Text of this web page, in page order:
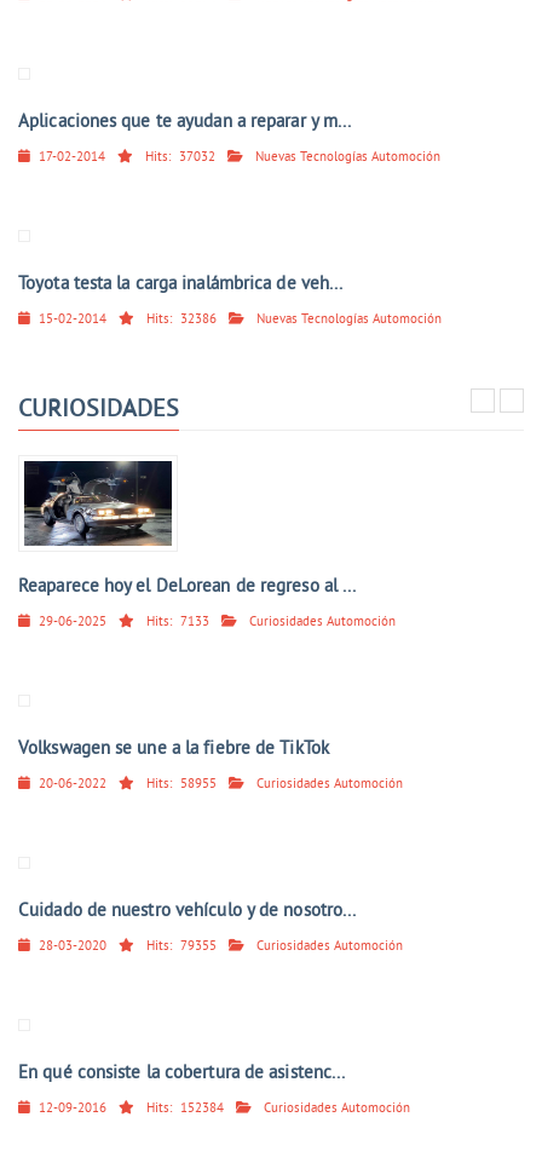
Aplicaciones que te ayudan a reparar y m...
17-02-2014 Hits: 37032 Nuevas Tecnologías Automoción
Toyota testa la carga inalámbrica de veh...
15-02-2014 Hits: 32386 Nuevas Tecnologías Automoción
CURIOSIDADES
Reaparece hoy el DeLorean de regreso al ...
29-06-2025 Hits: 7133 Curiosidades Automoción
Volkswagen se une a la fiebre de TikTok
20-06-2022 Hits: 58955 Curiosidades Automoción
Cuidado de nuestro vehículo y de nosotro...
28-03-2020 Hits: 79355 Curiosidades Automoción
En qué consiste la cobertura de asistenc...
12-09-2016 Hits: 152384 Curiosidades Automoción